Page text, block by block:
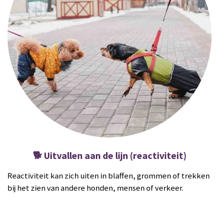
🐕 Uitvallen aan de lijn (reactiviteit)
Reactiviteit kan zich uiten in blaffen, grommen of trekken
bij het zien van andere honden, mensen of verkeer.